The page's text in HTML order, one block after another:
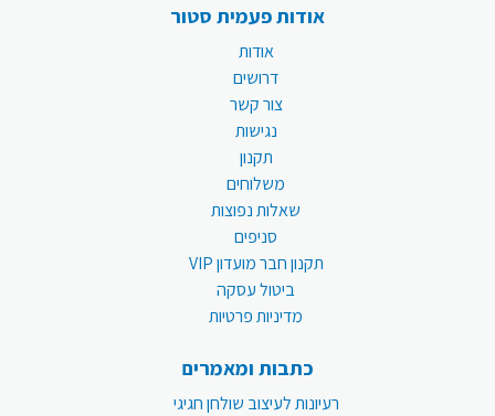
אודות פעמית סטור
אודות
דרושים
צור קשר
נגישות
תקנון
משלוחים
שאלות נפוצות
סניפים
תקנון חבר מועדון VIP
ביטול עסקה
מדיניות פרטיות
כתבות ומאמרים
רעיונות לעיצוב שולחן חגיגי